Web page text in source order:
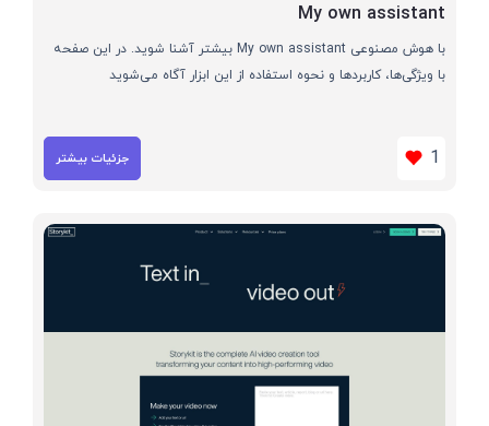
My own assistant
با هوش مصنوعی My own assistant بیشتر آشنا شوید. در این صفحه
با ویژگی‌ها، کاربردها و نحوه استفاده از این ابزار آگاه می‌شوید
1 جزئیات بیشتر